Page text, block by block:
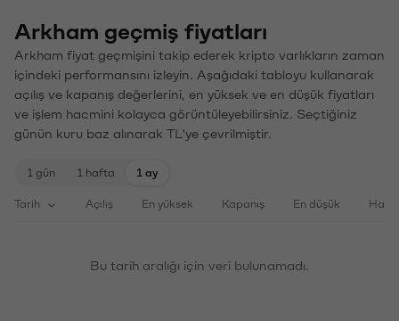
Arkham geçmiş fiyatları
Arkham fiyat geçmişini takip ederek kripto varlıkların zaman
içindeki performansını izleyin. Aşağıdaki tabloyu kullanarak
açılış ve kapanış değerlerini, en yüksek ve en düşük fiyatları
ve işlem hacmini kolayca görüntüleyebilirsiniz. Seçtiğiniz
günün kuru baz alınarak TL'ye çevrilmiştir.
1 gün 1 hafta 1 ay
Tarih Açılış En yüksek Kapanış En düşük
Bu tarih aralığı için veri bulunamadı.